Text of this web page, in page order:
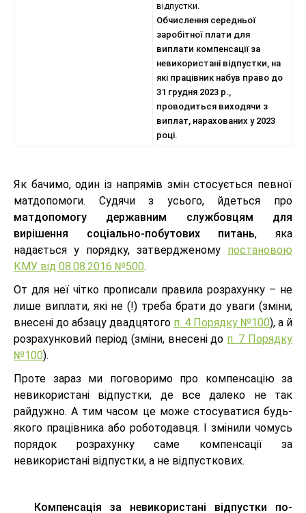
відпустки.
Обчислення середньої
заробітної плати для
виплати компенсації за
невикористані відпустки, на
які працівник набув право до
31 грудня 2023 р.,
проводиться виходячи з
виплат, нарахованих у 2023
році.
Як бачимо, один із напрямів змін стосується певної
матдопомоги. Судячи з усього, йдеться про
матдопомогу державним службовцям для
вирішення соціально-побутових питань, яка
надається у порядку, затвердженому постановою
КМУ від 08.08.2016 №500.
От для неї чітко прописали правила розрахунку – не
лише виплати, які не (!) треба брати до уваги (зміни,
внесені до абзацу двадцятого п. 4 Порядку №100), а й
розрахунковий період (зміни, внесені до п. 7 Порядку
№100).
Проте зараз ми поговоримо про компенсацію за
невикористані відпустки, де все далеко не так
райдужно. А тим часом це може стосуватися будь-
якого працівника або роботодавця. І змінили чомусь
порядок розрахунку саме компенсації за
невикористані відпустки, а не відпусткових.
Компенсація за невикористані відпустки по-